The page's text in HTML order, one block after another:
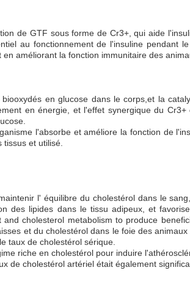
de GTF sous forme de Cr3+, qui aide
au fonctionnement de l'insuline pendant
améliorant la fonction immunitaire des
en glucose dans le corps,et la
en énergie, et l'effet synergique du
l'absorbe et améliore la fonction de
et utilisé.
l' équilibre du cholestérol dans le
des lipides dans le tissu adipeux, et
cholesterol metabolism to produce
et du cholestérol dans le foie des
taux de cholestérol sérique.
riche en cholestérol pour induire
de cholestérol artériel était également